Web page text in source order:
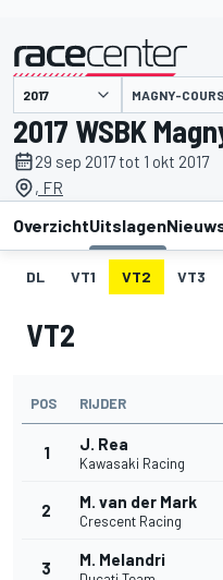
gepresenteerd door MAGNY-COURS
2017 WSBK
29 sep 2017 tot 1 okt 2017
, FR
OverzichtUitslagen
DL VT1 VT2 VT3
VT2
POS RIJDER
1 J. Rea
Kawasaki Racing
2 M. van der Mark
Crescent Racing
3 M. Melandri